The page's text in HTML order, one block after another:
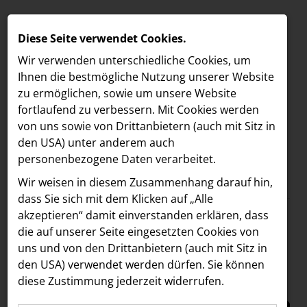
MELDUNGEN
LOEBELL NORDBERG
INNER
aehre
Astoria Artshow
B/S/H Hausgeräte
Meldungen /
Text Bilder
10.05.2024
Großes Lauferlebnis
und neuer
Diese Seite verwendet Cookies.
Wir verwenden unterschiedliche Cookies, um
Ihnen die best­mögliche Nutzung unserer Website
zu ermöglichen, sowie um unsere Website
fortlaufend zu verbessern. Mit Cookies werden
von uns sowie von Drittanbietern (auch mit Sitz in
den USA) unter anderem auch
personenbezogene Daten verarbeitet.
Wir weisen in diesem Zusammenhang darauf hin,
dass Sie sich mit dem Klicken auf „Alle
akzeptieren“ damit ein­ver­standen erklären, dass
die auf unserer Seite eingesetzten Cookies von
uns und von den Drittanbietern (auch mit Sitz in
den USA) verwendet werden dürfen. Sie können
diese Zustimmung jederzeit widerrufen.